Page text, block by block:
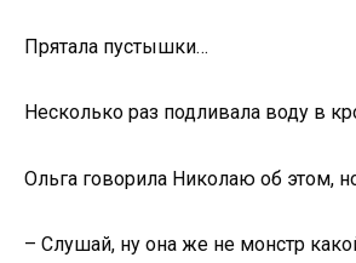
Прятала пустышки…
Несколько раз подливала воду в
Ольга говорила Николаю об этом,
– Слушай, ну она же не монстр